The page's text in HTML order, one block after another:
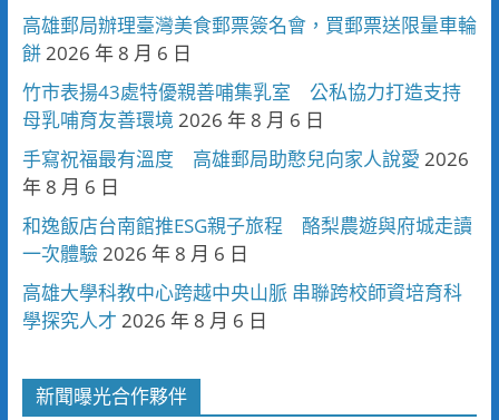
高雄郵局辦理臺灣美食郵票簽名會，買郵票送限量車輪
餅2026 年 8 月 6 日
竹市表揚43處特優親善哺集乳室 公私協力打造支持
母乳哺育友善環境2026 年 8 月 6 日
手寫祝福最有溫度 高雄郵局助憨兒向家人說愛 2026
年 8 月 6 日
和逸飯店台南館推ESG親子旅程 酪梨農遊與府城走讀
一次體驗2026 年 8 月 6 日
高雄大學科教中心跨越中央山脈 串聯跨校師資培育科
學探究人才 2026 年 8 月 6 日
新聞曝光合作夥伴